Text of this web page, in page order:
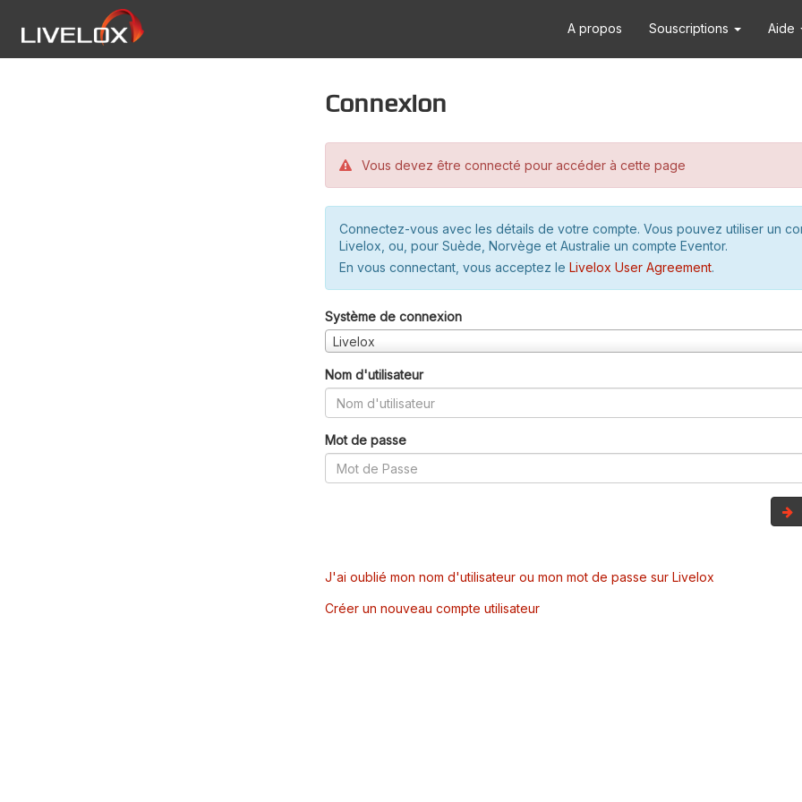
A propos Souscriptions Aide
Connexion
Vous devez être connecté pour accéder à cette page
Connectez-vous avec les détails de votre compte. Vous pouvez utiliser un
Livelox, ou, pour Suède, Norvège et Australie un compte Eventor.
En vous connectant, vous acceptez le Livelox User Agreement.
Système de connexion
Livelox
Nom d'utilisateur
Mot de passe
J'ai oublié mon nom d'utilisateur ou mon mot de passe sur Livelox
Créer un nouveau compte utilisateur